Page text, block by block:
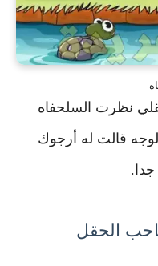
نظرت السلحفاه
قالت له أرجوك
الحقل